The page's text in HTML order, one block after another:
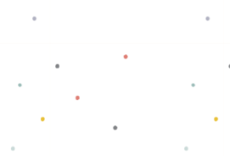
Baca selengkapnya